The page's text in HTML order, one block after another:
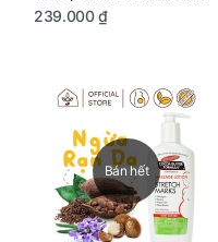
Nhỏ (Ăn, Ngủ, Kỷ Luật Hành Vi),
239.000 ₫
Bán hết